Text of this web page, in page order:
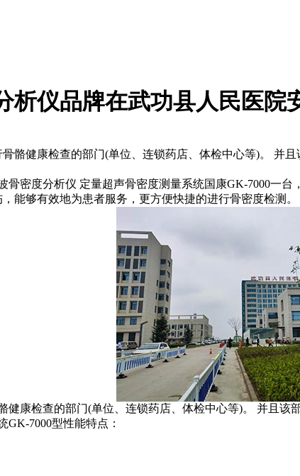
析仪品牌在武功县人民医院
骼健康检查的部门(单位、连锁药店、体检中心等)。 并
骨密度分析仪 定量超声骨密度测量系统国康GK-7000一
能够有效地为患者服务，更方便快捷的进行骨密度检测。
健康检查的部门(单位、连锁药店、体检中心等)。 并且
7000型性能特点：